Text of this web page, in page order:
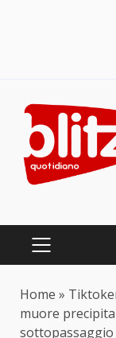
content
PRIMARY
Home »
muore
sottopassaggio